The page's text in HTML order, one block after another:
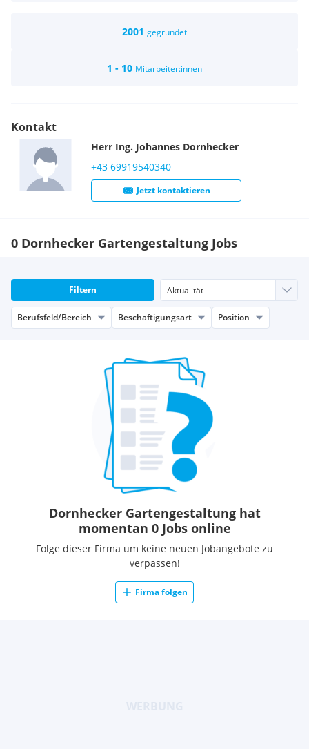
Interessiert? Bewirb dich gleich unter +43 699/195 40 340
2001 gegründet
1 - 10 Mitarbeiter:innen
Kontakt
Herr Ing. Johannes Dornhecker
+43 69919540340
Jetzt kontaktieren
0 Dornhecker Gartengestaltung Jobs
Filtern
Berufsfeld/Bereich Beschäftigungsart Position
Dornhecker Gartengestaltung hat
momentan 0 Jobs online
Folge dieser Firma um keine neuen Jobangebote zu
verpassen!
Firma folgen